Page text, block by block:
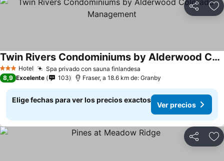
Compartir
3 Estrellas
Hotel Spa privado con sauna finlandesa
Twin Rivers Condominiums by Alderwood Colorado Management
8,9 Excelente 103 Fraser, a 18.6 km de: Granby
Elige fechas para ver los precios exactos
Ver precios
Compartir